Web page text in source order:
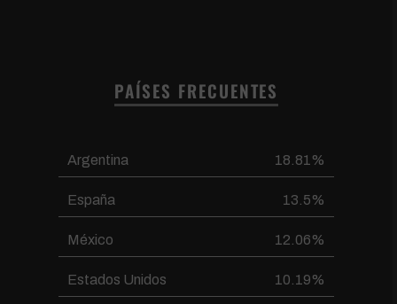
PAÍSES FRECUENTES
Argentina 18.81%
España 13.5%
México 12.06%
Estados Unidos 10.19%